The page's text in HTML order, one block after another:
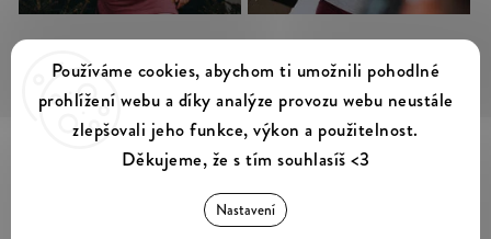
Používáme cookies, abychom ti umožnili pohodlné
prohlížení webu a díky analýze provozu webu neustále
zlepšovali jeho funkce, výkon a použitelnost.
Děkujeme, že s tím souhlasíš <3
Nastavení
Sledovat na Instagramu
Summer & Myles. Všechna práva vyhrazena.
Upravit nastavení cookies